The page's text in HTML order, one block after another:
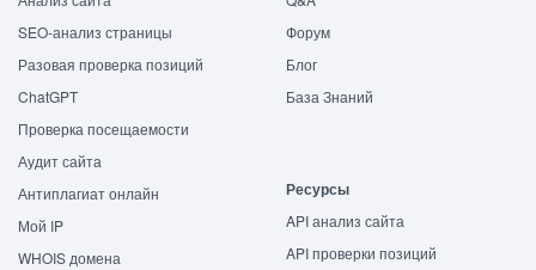
SEO-анализ страницы
Разовая проверка позиций
ChatGPT
Проверка посещаемости
Аудит сайта
Антиплагиат онлайн
Мой IP
WHOIS домена
Форум
Блог
База Знаний
Ресурсы
API анализ сайта
API проверки позиций